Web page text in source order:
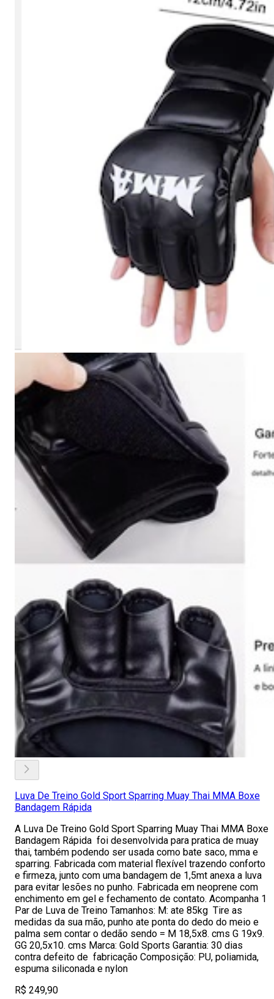
Luva De Treino Gold Sport Sparring Muay Thai MMA Boxe
Bandagem Rápida
A Luva De Treino Gold Sport Sparring Muay Thai MMA Boxe
Bandagem Rápida foi desenvolvida para pratica de muay
thai, também podendo ser usada como bate saco, mma e
sparring. Fabricada com material flexível trazendo conforto
e firmeza, junto com uma bandagem de 1,5mt anexa a luva
para evitar lesões no punho. Fabricada em neoprene com
enchimento em gel e fechamento de contato. Acompanha 1
Par de Luva de Treino Tamanhos: M: ate 85kg Tire as
medidas da sua mão, punho ate ponta do dedo do meio e
palma sem contar o dedão sendo = M 18,5x8. cms G 19x9.
GG 20,5x10. cms Marca: Gold Sports Garantia: 30 dias
contra defeito de fabricação Composição: PU, poliamida,
espuma siliconada e nylon
R$ 249,90